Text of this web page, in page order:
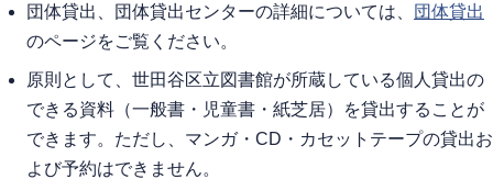
団体貸出、団体貸出センターの詳細については、
団体貸出
のページをご覧ください。
原則として、世田谷区立図書館が所蔵している個人貸出の
できる資料（一般書・児童書・紙芝居）を貸出することが
できます。ただし、マンガ・CD・カセットテープの貸出お
よび予約はできません。